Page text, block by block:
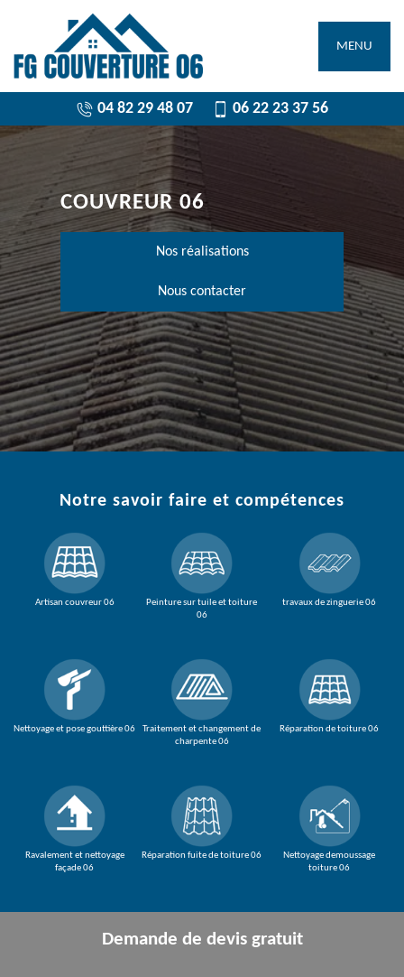
MENU
04 82 29 48 07 06 22 23 37 56
COUVREUR 06
Nos réalisations
Nous contacter
Notre savoir faire et compétences
Artisan couvreur 06
Nettoyage et pose gouttière 06
Ravalement et nettoyage
façade 06
Peinture sur tuile et toiture
06
Traitement et changement de
charpente 06
Réparation fuite de toiture 06
travaux de zinguerie 06
Réparation de toiture 06
Nettoyage demoussage
toiture 06
Demande de devis gratuit